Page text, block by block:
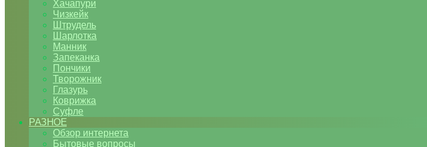
Хачапури
Чизкейк
Штрудель
Шарлотка
Манник
Запеканка
Пончики
Творожник
Глазурь
Коврижка
Суфле
РАЗНОЕ
Обзор интернета
Бытовые вопросы